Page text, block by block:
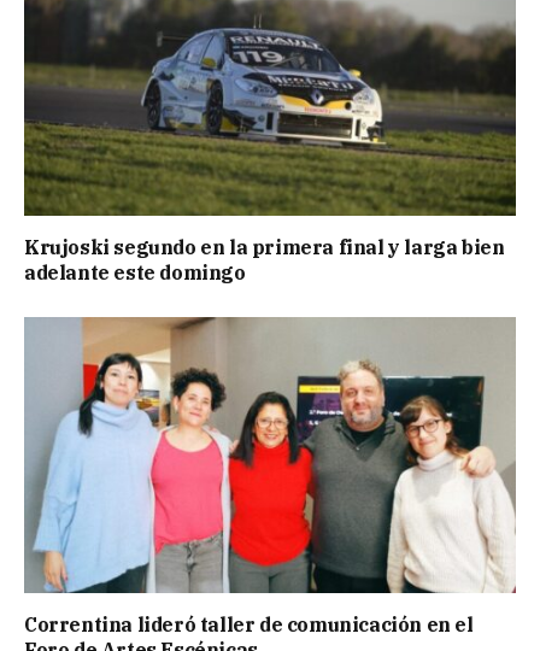
Krujoski segundo en la primera final y larga bien
adelante este domingo
Correntina lideró taller de comunicación en el